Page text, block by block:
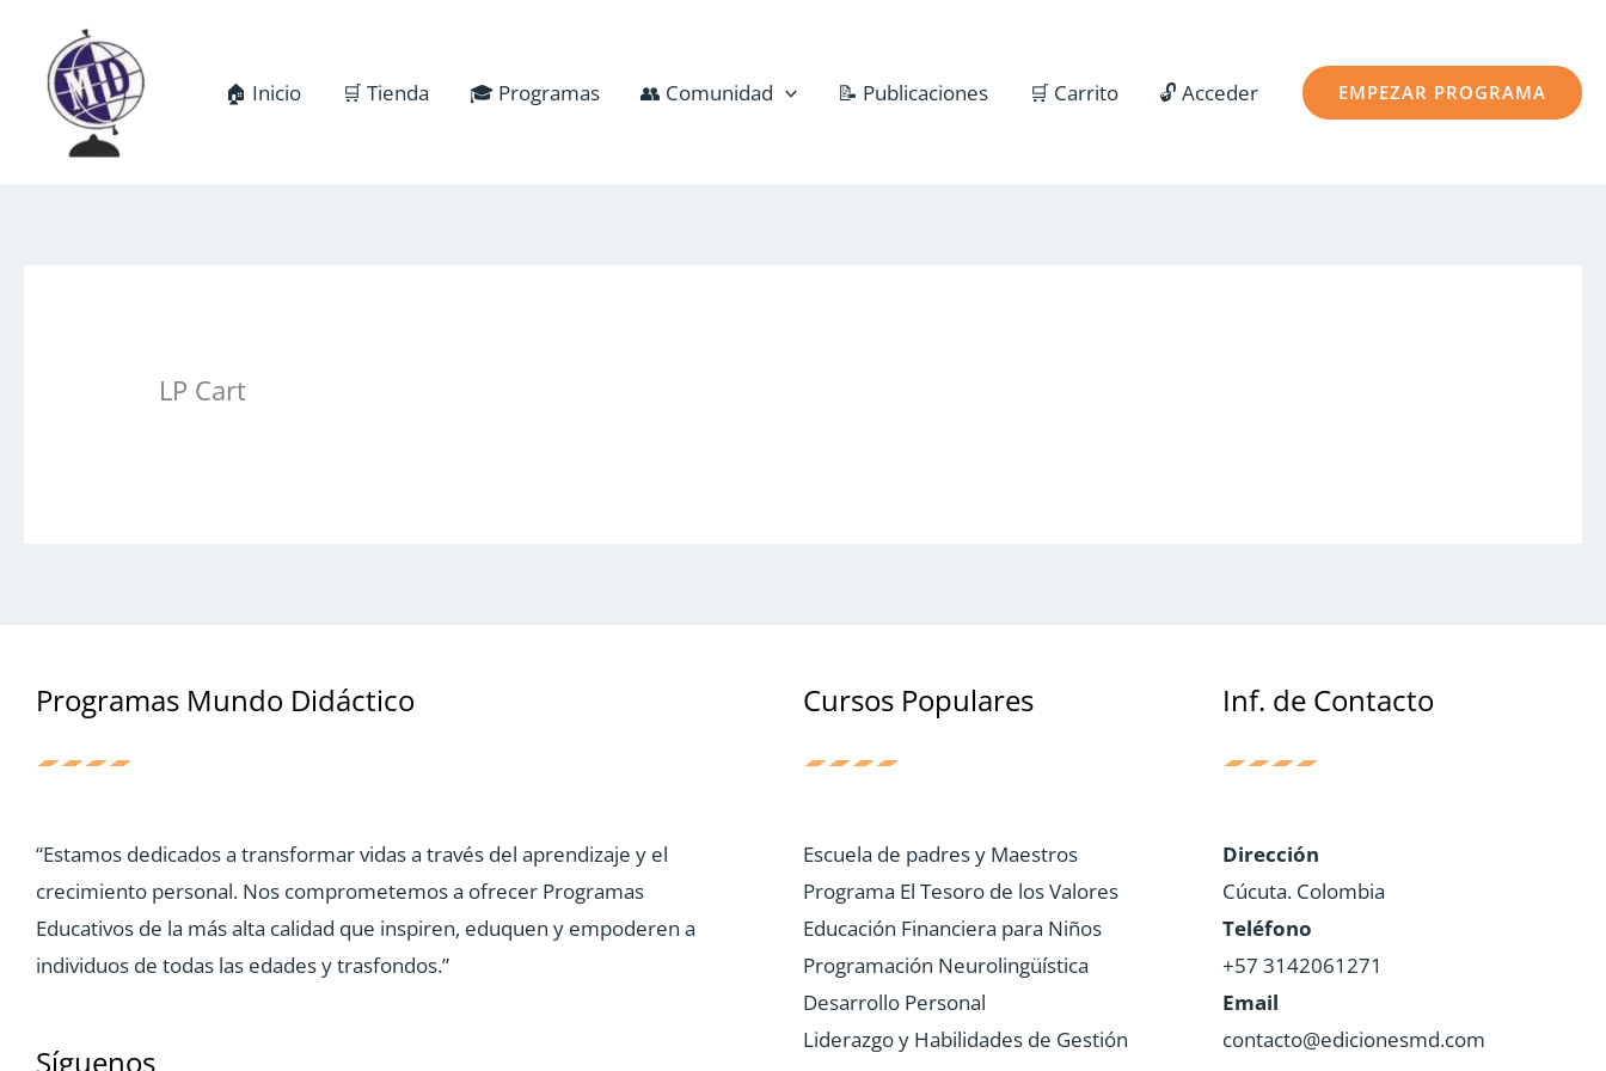
contenido
🏠 Inicio 🛒 Tienda 🎓 Programas 👥 Comunidad 📝 Publicaciones 🛒 Carrito 🔓 Acceder EMPEZAR PROGRAMA
LP Cart
Programas Mundo Didáctico
“Estamos dedicados a transformar vidas a través del aprendizaje y el
crecimiento personal. Nos comprometemos a ofrecer Programas
Educativos de la más alta calidad que inspiren, eduquen y empoderen a
individuos de todas las edades y trasfondos.”
Síguenos
Cursos Populares
Escuela de padres y Maestros
Programa El Tesoro de los Valores
Educación Financiera para Niños
Programación Neurolingüística
Desarrollo Personal
Liderazgo y Habilidades de Gestión
Inf. de Contacto
Dirección
Cúcuta. Colombia
Teléfono
+57 3142061271
Email
contacto@edicionesmd.com